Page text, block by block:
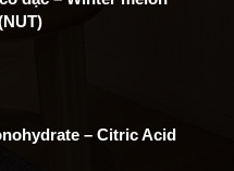
– Citric Acid